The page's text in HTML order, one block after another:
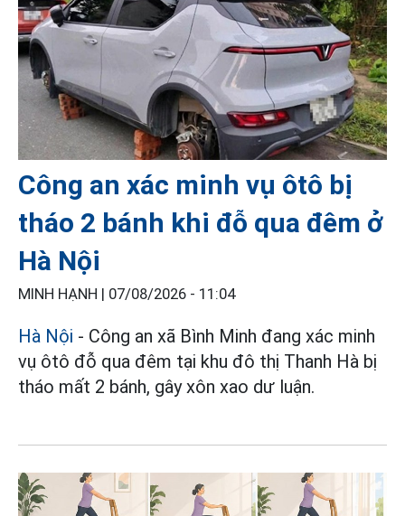
Công an xác minh vụ ôtô bị
tháo 2 bánh khi đỗ qua đêm ở
Hà Nội
MINH HẠNH | 07/08/2026 - 11:04
Hà Nội - Công an xã Bình Minh đang xác minh
vụ ôtô đỗ qua đêm tại khu đô thị Thanh Hà bị
tháo mất 2 bánh, gây xôn xao dư luận.